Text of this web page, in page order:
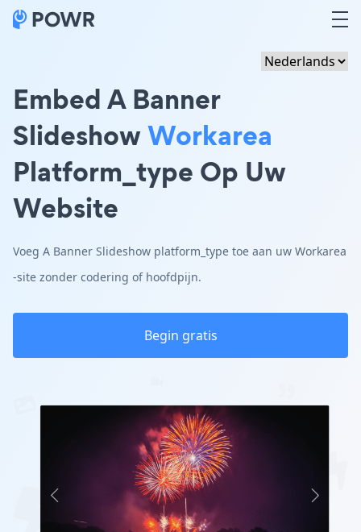
Embed A Banner
SlideshowWorkarea
Platform_type Op Uw
Website
Voeg A Banner Slideshow platform_type toe aan uw Workarea
-site zonder codering of hoofdpijn.
Begin gratis